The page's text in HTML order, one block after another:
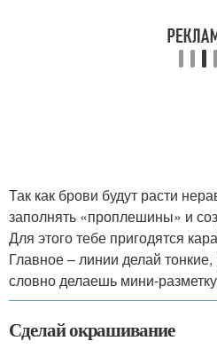
Так как брови будут расти
заполнять «проплешины» и
Для этого тебе пригодятся
Главное – линии делай
словно делаешь мини-
Сделай окрашивание